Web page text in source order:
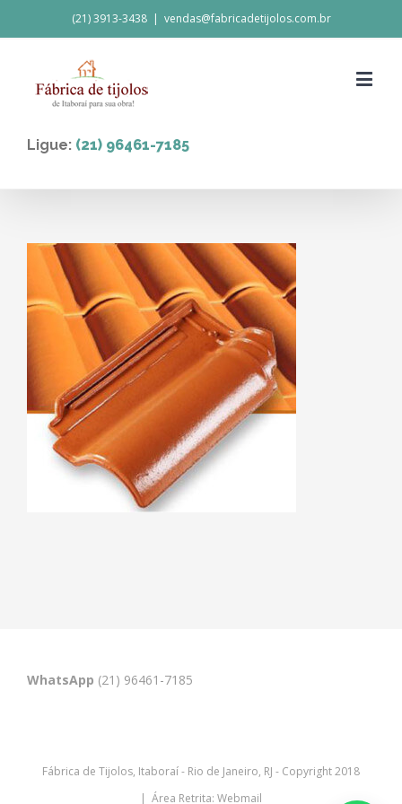
(21) 3913-3438 | vendas@fabricadetijolos.com.br
Ligue: (21) 96461-7185
WhatsApp (21) 96461-7185
Fábrica de Tijolos, Itaboraí - Rio de Janeiro, RJ - Copyright 2018
| Área Retrita: Webmail